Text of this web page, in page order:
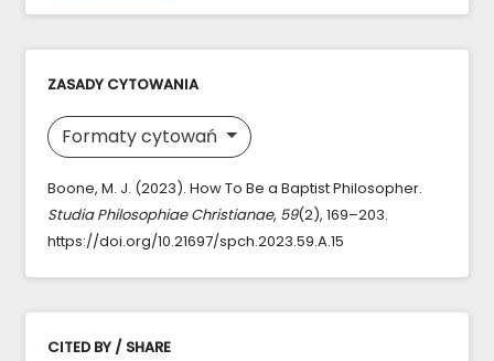
ZASADY CYTOWANIA
Formaty cytowań
Boone, M. J. (2023). How To Be a Baptist Philosopher.
Studia Philosophiae Christianae, 59(2), 169–203.
https://doi.org/10.21697/spch.2023.59.A.15
CITED BY / SHARE